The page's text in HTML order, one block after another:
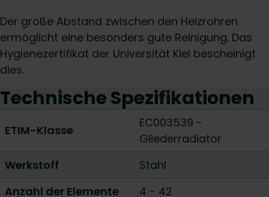
Der große Abstand zwischen den Heizrohren
ermöglicht eine besonders gute Reinigung. Das
Hygienezertifikat der Universität Kiel bescheinigt
dies.
Technische Spezifikationen
ETIM-Klasse
EC003539 -
Gliederradiator
Werkstoff
Stahl
Anzahl der Elemente
4 - 42